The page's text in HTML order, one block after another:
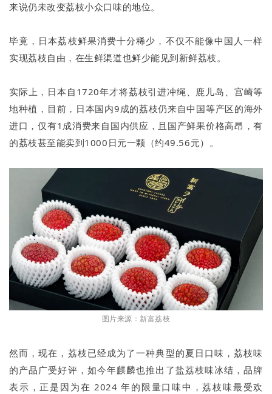
来说仍未改变荔枝小众口味的地位。
毕竟，日本荔枝鲜果消费十分稀少，不仅不能像中国人一样
实现荔枝自由，在生鲜渠道也鲜少能见到新鲜荔枝。
实际上，日本自1720年才将荔枝引进冲绳、鹿儿岛、宫崎等
地种植，目前，日本国内9成的荔枝仍来自中国等产区的海外
进口，仅有1成消费来自国内供应，且国产鲜果价格高昂，有
的荔枝甚至能卖到1000日元一颗（约49.56元）。
图片来源：新富荔枝
然而，现在，荔枝已经成为了一种典型的夏日口味，荔枝味
的产品广受好评，如今年麒麟也推出了盐荔枝味冰结，品牌
表示，正是因为在 2024 年的限量口味中，荔枝味最受欢